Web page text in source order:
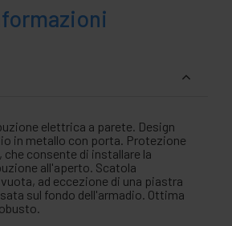
elettrica a parete. Design
in metallo con porta. Protezione
che consente di installare la
all'aperto. Scatola
ad eccezione di una piastra
sul fondo dell'armadio. Ottima